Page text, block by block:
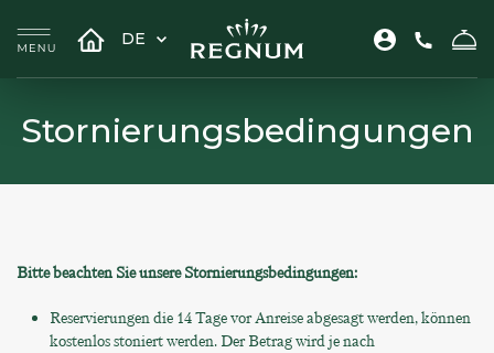
DE
Stornierungsbedingungen
Bitte beachten Sie unsere Stornierungsbedingungen:
Reservierungen die 14 Tage vor Anreise abgesagt werden, können
kostenlos stoniert werden. Der Betrag wird je nach